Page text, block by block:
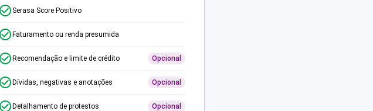
Serasa Score Positivo
Faturamento ou renda presumida
Recomendação e limite de crédito Opcional
Dívidas, negativas e anotações Opcional
Detalhamento de protestos Opcional